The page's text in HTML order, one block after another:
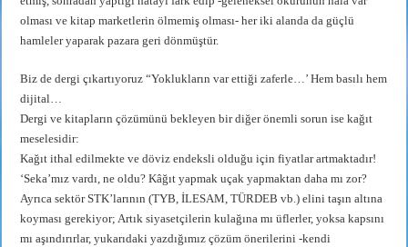
olması ve kitap marketlerin ölmemiş olması- her iki alanda da güçlü
hamleler yaparak pazara geri dönmüştür.
Biz de dergi çıkartıyoruz “Yoklukların var ettiği zaferle…’ Hem basılı hem
dijital…
Dergi ve kitapların çözümünü bekleyen bir diğer önemli sorun ise kağıt
meselesidir:
Kağıt ithal edilmekte ve döviz endeksli olduğu için fiyatlar artmaktadır!
‘Seka’mız vardı, ne oldu? Kâğıt yapmak uçak yapmaktan daha mı zor?
Ayrıca sektör STK’larının (TYB, İLESAM, TÜRDEB vb.) elini taşın altına
koyması gerekiyor; Artık siyasetçilerin kulağına mı üflerler, yoksa kapsını
mı aşındırırlar, yukarıdaki yazdığımız çözüm önerilerini -kendi